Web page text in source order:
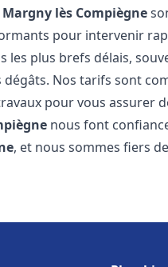
Margny lès Compiègne
pour intervenir
les plus brefs délais,
Nos tarifs sont
pour vous assurer
nous font
, et nous sommes fiers